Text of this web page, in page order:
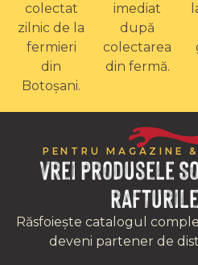
colectat
zilnic de la
fermieri
din
Botoșani.
imediat
după
colectarea
din fermă.
PENTRU MAGAZINE
Vrei produsele
rafturile
Răsfoiește catalogul
deveni partener de